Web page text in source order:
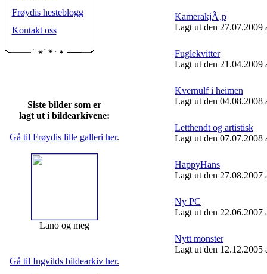
Frøydis hesteblogg
Kontakt oss
Siste bilder som er
lagt ut i bildearkivene:
Gå til Frøydis lille galleri her.
Lano og meg
Gå til Ingvilds bildearkiv her.
KamerakjÃ¸p
Lagt ut den 27.07.2009
Fuglekvitter
Lagt ut den 21.04.2009
Kvernulf i heimen
Lagt ut den 04.08.2008
Letthendt og artistisk
Lagt ut den 07.07.2008
HappyHans
Lagt ut den 27.08.2007
Ny PC
Lagt ut den 22.06.2007
Nytt monster
Lagt ut den 12.12.2005